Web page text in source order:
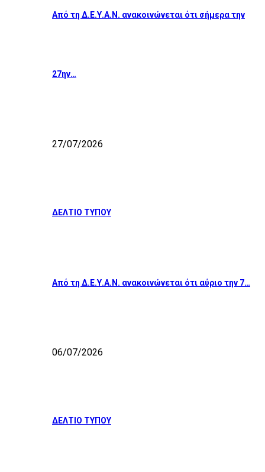
Από τη Δ.Ε.Υ.Α.Ν. ανακοινώνεται ότι σήμερα την
27ην…
27/07/2026
ΔΕΛΤΙΟ ΤΥΠΟΥ
Από τη Δ.Ε.Υ.Α.Ν. ανακοινώνεται ότι αύριο την 7…
06/07/2026
ΔΕΛΤΙΟ ΤΥΠΟΥ